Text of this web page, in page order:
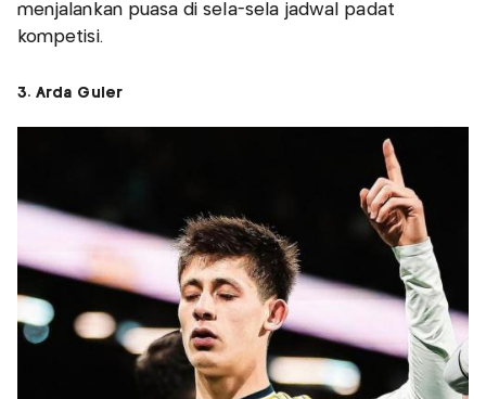
menjalankan puasa di sela-sela jadwal padat
kompetisi.
3. Arda Guler